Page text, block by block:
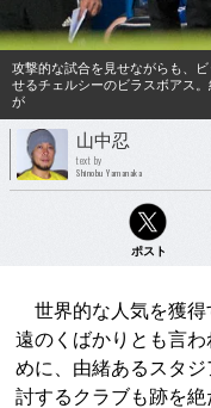
攻撃的な試合を見せながらも、
せるチェルシーのビラスボアス
が
山中忍
text by
Shinobu Yamanaka
ポスト
世界的な人気を獲得
遠のくばかりとも言
めに、由緒あるスタ
討するクラブも跡を絶